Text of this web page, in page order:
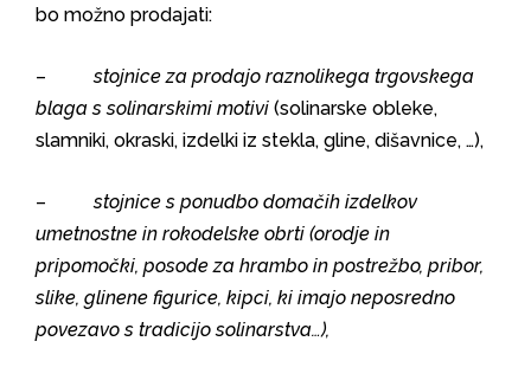
bo možno prodajati:
–stojnice za prodajo raznolikega trgovskega
blaga s solinarskimi motivi (solinarske obleke,
slamniki, okraski, izdelki iz stekla, gline, dišavnice, …),
–stojnice s ponudbo domačih izdelkov
umetnostne in rokodelske obrti (orodje in
pripomočki, posode za hrambo in postrežbo, pribor,
slike, glinene figurice, kipci, ki imajo neposredno
povezavo s tradicijo solinarstva…),